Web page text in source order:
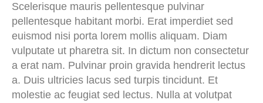
Scelerisque mauris pellentesque pulvinar
pellentesque habitant morbi. Erat imperdiet sed
euismod nisi porta lorem mollis aliquam. Diam
vulputate ut pharetra sit. In dictum non consectetur
a erat nam. Pulvinar proin gravida hendrerit lectus
a. Duis ultricies lacus sed turpis tincidunt. Et
molestie ac feugiat sed lectus. Nulla at volutpat